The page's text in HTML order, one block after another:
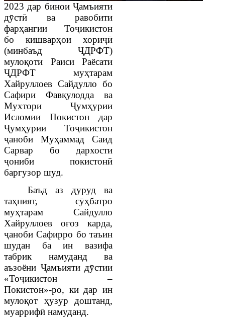
2023 дар бинои Ҷамъияти
дӯстӣ ва равобити
фарҳангии Тоҷикистон
бо кишварҳои хориҷӣ
(минбаъд ҶДРФТ)
мулоқоти Раиси Раёсати
ҶДРФТ муҳтарам
Хайруллоев Сайдулло бо
Сафири Фавқулодда ва
Мухтори Ҷумҳурии
Исломии Покистон дар
Ҷумҳурии Тоҷикистон
ҷаноби Муҳаммад Саид
Сарвар бо дархости
ҷониби покистонӣ
баргузор шуд.
Баъд аз дуруд ва
таҳният, сӯҳбатро
муҳтарам Сайдулло
Хайруллоев оғоз карда,
ҷаноби Сафирро бо таъин
шудан ба ин вазифа
табрик намуданд ва
аъзоёни Ҷамъияти дӯстии
«Тоҷикистон –
Покистон»-ро, ки дар ин
мулоқот ҳузур доштанд,
муаррифӣ намуданд.